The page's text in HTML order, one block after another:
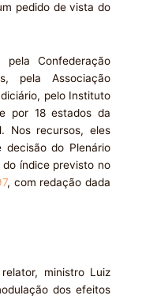
pedido de vista do
pela Confederação
pela Associação
pelo Instituto
por 18 estados da
Nos recursos, eles
do Plenário
índice previsto no
, com redação dada
ministro Luiz
dos efeitos